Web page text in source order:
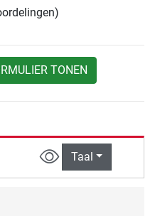
TONEN
Taal